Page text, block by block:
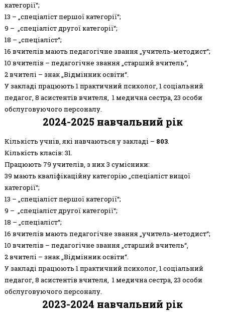
категорії“;
13 – „спеціаліст першої категорії“;
9 – „спеціаліст другої категорії“;
18 – „спеціаліст“;
16 вчителів мають педагогічне звання „учитель-методист“;
10 вчителів – педагогічне звання „старший вчитель“,
2 вчителі – знак „Відмінник освіти“.
У закладі працюють 1 практичний психолог, 1 соціальний
педагог, 8 асистентів вчителя, 1 медична сестра, 23 особи
обслуговуючого персоналу.
2024-2025 навчальний рік
Кількість учнів, які навчаються у закладі – 803.
Кількість класів: 31.
Працюють 79 учителів, з них 3 сумісники:
39 мають кваліфікаційну категорію „спеціаліст вищої
категорії“;
13 – „спеціаліст першої категорії“;
9 – „спеціаліст другої категорії“;
18 – „спеціаліст“;
16 вчителів мають педагогічне звання „учитель-методист“;
10 вчителів – педагогічне звання „старший вчитель“,
2 вчителі – знак „Відмінник освіти“.
У закладі працюють 1 практичний психолог, 1 соціальний
педагог, 8 асистентів вчителя, 1 медична сестра, 23 особи
обслуговуючого персоналу.
2023-2024 навчальний рік